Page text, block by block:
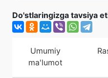
Do'stlaringizga tavsiya
Umumiy
ma'lumot